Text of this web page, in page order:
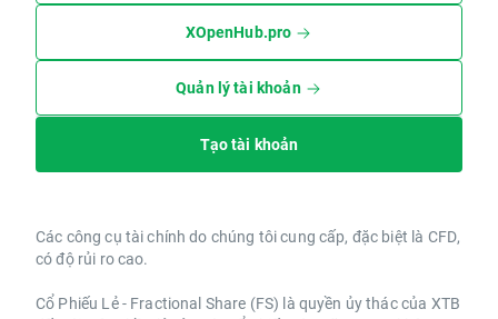
XOpenHub.pro
Quản lý tài khoản
Tạo tài khoản
Các công cụ tài chính do chúng tôi cung cấp, đặc biệt là CFD,
có độ rủi ro cao.
Cổ Phiếu Lẻ - Fractional Share (FS) là quyền ủy thác của XTB